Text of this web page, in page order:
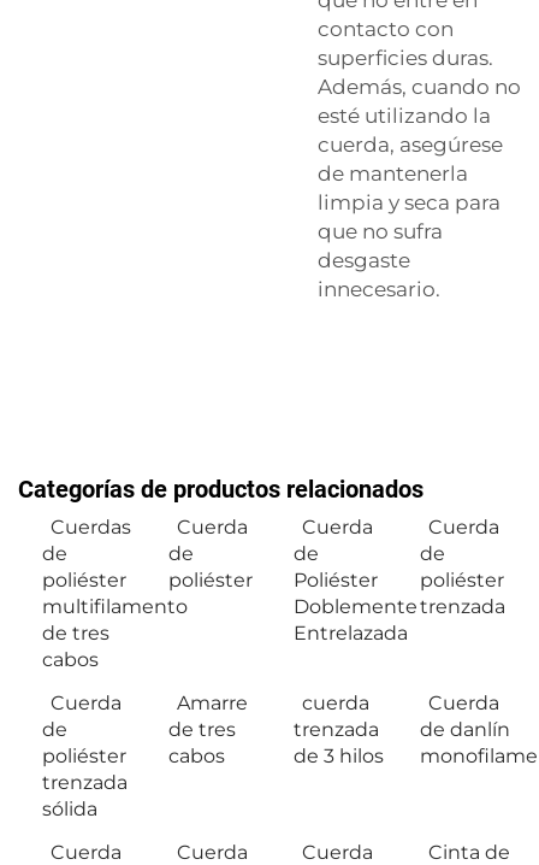
contacto con
superficies duras.
Además, cuando no
esté utilizando la
cuerda, asegúrese
de mantenerla
limpia y seca para
que no sufra
desgaste
innecesario.
Categorías de productos relacionados
Cuerdas
de
poliéster
multifilamento
de tres
cabos
Cuerda
de
poliéster
Cuerda
de
Poliéster
Doblemente
Entrelazada
Cuerda
de
poliéster
trenzada
Cuerda
de
poliéster
trenzada
sólida
Amarre
de tres
cabos
cuerda
trenzada
de 3 hilos
Cuerda
de danlín
Cuerda
Cuerda
Cuerda
Cinta de